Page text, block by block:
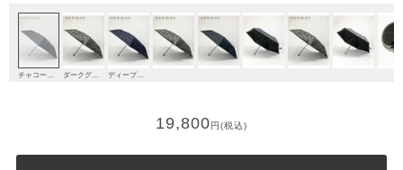
19,800円(税込)